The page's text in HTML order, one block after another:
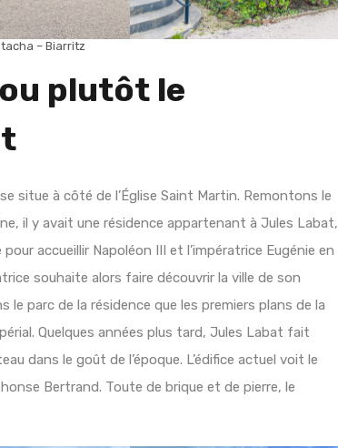
– Biarritz
ou plutôt le
situe à côté de l’Église Saint Martin. Remontons le
il y avait une résidence appartenant à Jules Labat,
accueillir Napoléon III et l’impératrice Eugénie en
souhaite alors faire découvrir la ville de son
le parc de la résidence que les premiers plans de la
Quelques années plus tard, Jules Labat fait
dans le goût de l’époque. L’édifice actuel voit le
Bertrand. Toute de brique et de pierre, le